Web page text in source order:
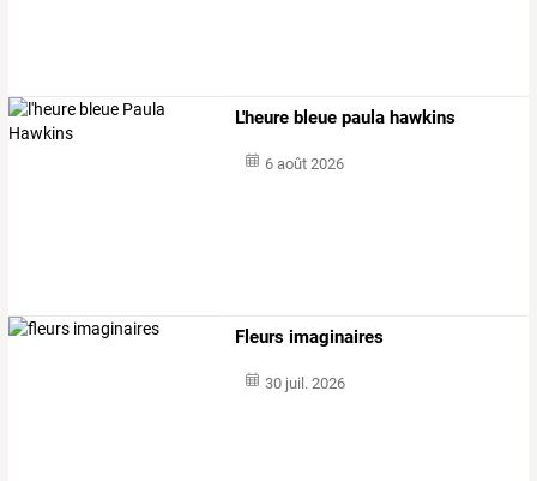
L'heure bleue paula hawkins
6 août 2026
Fleurs imaginaires
30 juil. 2026